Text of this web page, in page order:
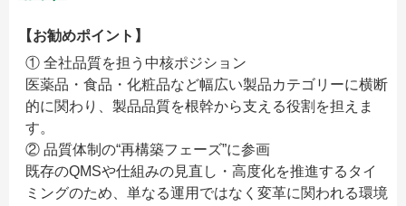
【お勧めポイント】
① 全社品質を担う中核ポジション
医薬品・食品・化粧品など幅広い製品カテゴリーに横断
的に関わり、製品品質を根幹から支える役割を担えま
す。
② 品質体制の“再構築フェーズ”に参画
既存のQMSや仕組みの見直し・高度化を推進するタイ
ミングのため、単なる運用ではなく変革に関われる環境